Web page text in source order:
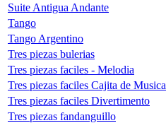
Suite Antigua Andante
Tango
Tango Argentino
Tres piezas bulerias
Tres piezas faciles - Melodia
Tres piezas faciles Cajita de Musica
Tres piezas faciles Divertimento
Tres piezas fandanguillo